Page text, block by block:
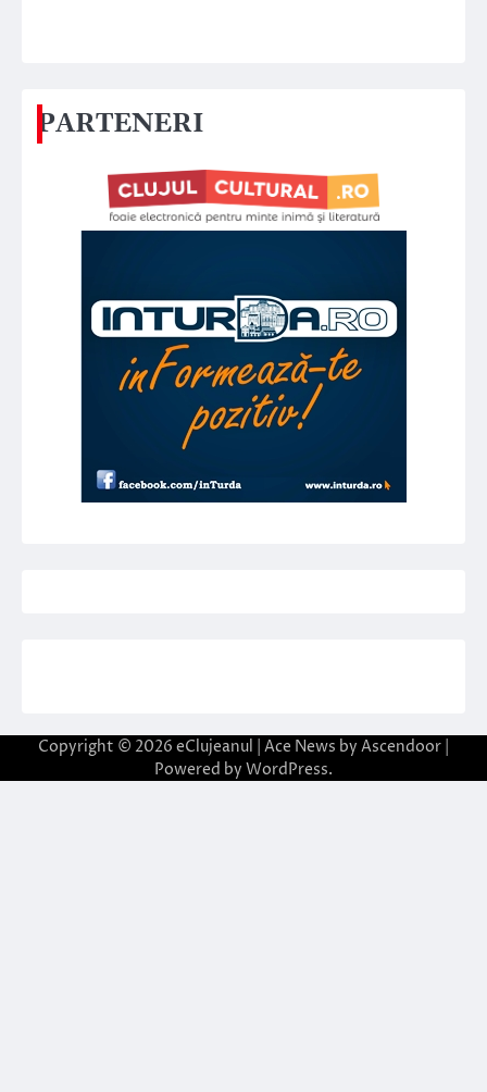
PARTENERI
Copyright © 2026 eClujeanul | Ace News by Ascendoor
Powered by WordPress.